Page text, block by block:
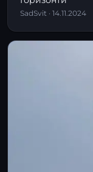
SadSvit · 14.11.2024